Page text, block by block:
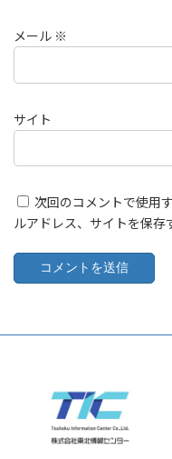
メール ※
サイト
次回のコメントで使用
ルアドレス、サイトを保存